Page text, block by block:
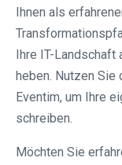
Ihnen als
Ihre IT-
heben. Nutzen Sie
Eventim, um Ihre
schreiben.
Möchten Sie